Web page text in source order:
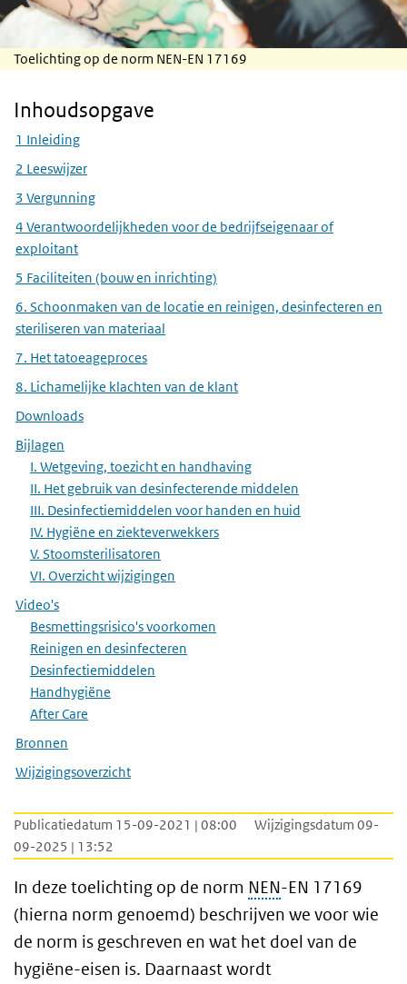
Toelichting op de norm NEN-EN 17169
Skip Inhoudsopgave
Inhoudsopgave
1 Inleiding
2 Leeswijzer
3 Vergunning
4 Verantwoordelijkheden voor de bedrijfseigenaar of
exploitant
5 Faciliteiten (bouw en inrichting)
6. Schoonmaken van de locatie en reinigen, desinfecteren en
steriliseren van materiaal
7. Het tatoeageproces
8. Lichamelijke klachten van de klant
Downloads
Bijlagen
I. Wetgeving, toezicht en handhaving
II. Het gebruik van desinfecterende middelen
III. Desinfectiemiddelen voor handen en huid
IV. Hygiëne en ziekteverwekkers
V. Stoomsterilisatoren
VI. Overzicht wijzigingen
Video's
Besmettingsrisico's voorkomen
Reinigen en desinfecteren
Desinfectiemiddelen
Handhygiëne
After Care
Bronnen
Wijzigingsoverzicht
Publicatiedatum 15-09-2021 | 08:00
Wijzigingsdatum 09-
09-2025 | 13:52
In deze toelichting op de norm NEN-EN 17169
(hierna norm genoemd) beschrijven we voor wie
de norm is geschreven en wat het doel van de
hygiëne-eisen is. Daarnaast wordt